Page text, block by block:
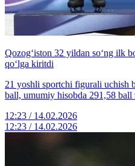
Qozog‘iston 32 yildan so‘ng ilk
qo‘lga kiritdi
21 yoshli sportchi figurali uchish
ball, umumiy hisobda 291,58 ball
12:23 / 14.02.2026
12:23 / 14.02.2026